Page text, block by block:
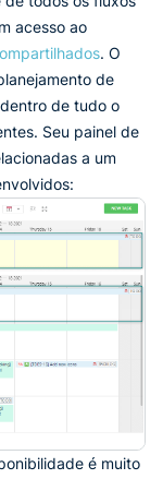
acesso ao
. O
de
de tudo o
Seu painel de
a um
é muito